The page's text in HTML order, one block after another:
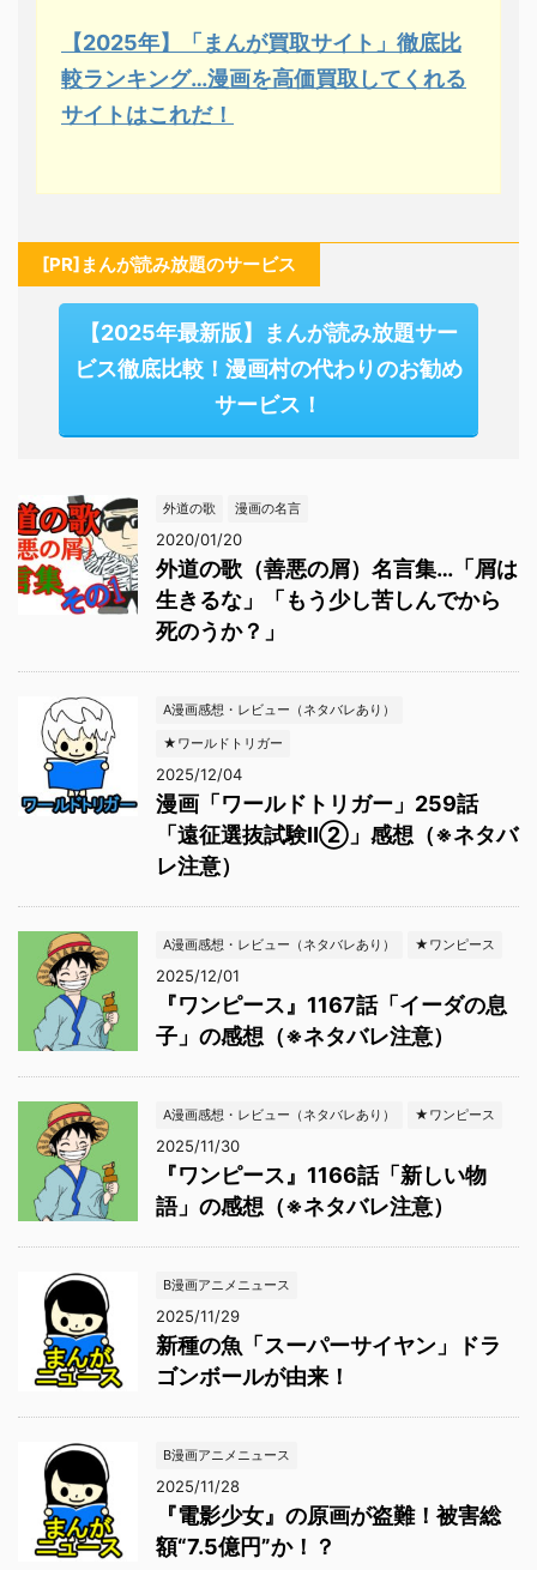
【2025年】「まんが買取サイト」徹底比
較ランキング…漫画を高価買取してくれる
サイトはこれだ！
[PR]まんが読み放題のサービス
【2025年最新版】まんが読み放題サー
ビス徹底比較！漫画村の代わりのお勧め
サービス！
外道の歌 漫画の名言
2020/01/20
外道の歌（善悪の屑）名言集…「屑は
生きるな」「もう少し苦しんでから
死のうか？」
A漫画感想・レビュー（ネタバレあり）
★ワールドトリガー
2025/12/04
漫画「ワールドトリガー」259話
「遠征選抜試験Ⅱ②」感想（※ネタバ
レ注意）
A漫画感想・レビュー（ネタバレあり） ★ワンピース
2025/12/01
『ワンピース』1167話「イーダの息
子」の感想（※ネタバレ注意）
A漫画感想・レビュー（ネタバレあり） ★ワンピース
2025/11/30
『ワンピース』1166話「新しい物
語」の感想（※ネタバレ注意）
B漫画アニメニュース
2025/11/29
新種の魚「スーパーサイヤン」ドラ
ゴンボールが由来！
B漫画アニメニュース
2025/11/28
『電影少女』の原画が盗難！被害総
額“7.5億円”か！？